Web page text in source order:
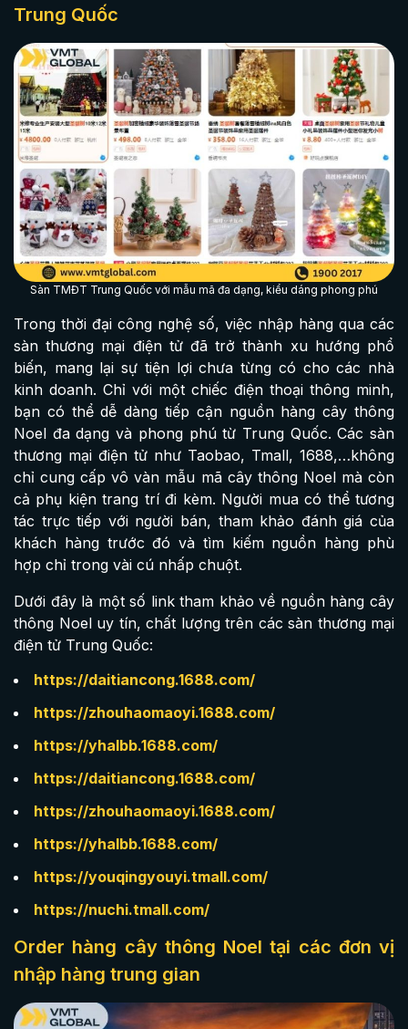
Trung Quốc
Sàn TMĐT Trung Quốc với mẫu mã đa dạng, kiểu dáng phong phú
Trong thời đại công nghệ số, việc nhập hàng qua các
sàn thương mại điện tử đã trở thành xu hướng phổ
biến, mang lại sự tiện lợi chưa từng có cho các nhà
kinh doanh. Chỉ với một chiếc điện thoại thông minh,
bạn có thể dễ dàng tiếp cận nguồn hàng cây thông
Noel đa dạng và phong phú từ Trung Quốc. Các sàn
thương mại điện tử như Taobao, Tmall, 1688,…không
chỉ cung cấp vô vàn mẫu mã cây thông Noel mà còn
cả phụ kiện trang trí đi kèm. Người mua có thể tương
tác trực tiếp với người bán, tham khảo đánh giá của
khách hàng trước đó và tìm kiếm nguồn hàng phù
hợp chỉ trong vài cú nhấp chuột.
Dưới đây là một số link tham khảo về nguồn hàng cây
thông Noel uy tín, chất lượng trên các sàn thương mại
điện tử Trung Quốc:
https://daitiancong.1688.com/
https://zhouhaomaoyi.1688.com/
https://yhalbb.1688.com/
https://daitiancong.1688.com/
https://zhouhaomaoyi.1688.com/
https://yhalbb.1688.com/
https://youqingyouyi.tmall.com/
https://nuchi.tmall.com/
Order hàng cây thông Noel tại các đơn vị
nhập hàng trung gian